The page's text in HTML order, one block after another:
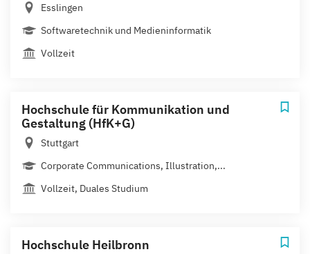
Esslingen
Softwaretechnik und Medieninformatik
Vollzeit
Hochschule für Kommunikation und
Gestaltung (HfK+G)
Stuttgart
Corporate Communications, Illustration,...
Vollzeit, Duales Studium
Hochschule Heilbronn